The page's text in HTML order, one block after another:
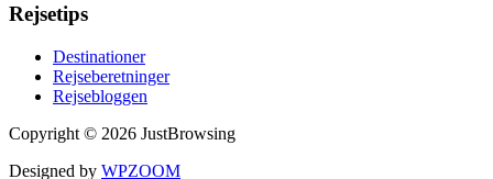
Rejsetips
Destinationer
Rejseberetninger
Rejsebloggen
Copyright © 2026 JustBrowsing
Designed by WPZOOM